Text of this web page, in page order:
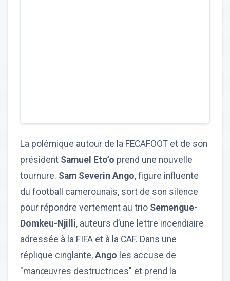
La polémique autour de la FECAFOOT et de son
président Samuel Eto’o prend une nouvelle
tournure. Sam Severin Ango, figure influente
du football camerounais, sort de son silence
pour répondre vertement au trio Semengue-
Domkeu-Njilli, auteurs d’une lettre incendiaire
adressée à la FIFA et à la CAF. Dans une
réplique cinglante, Ango les accuse de
"manœuvres destructrices" et prend la